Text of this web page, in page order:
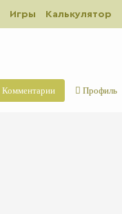
Игры Калькулятор
Комментарии Профиль